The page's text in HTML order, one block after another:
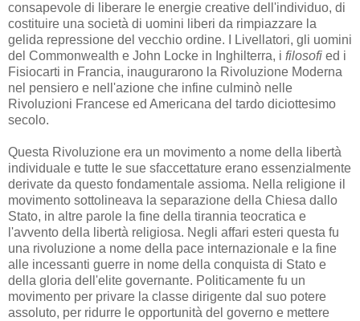
consapevole di liberare le energie creative dell'individuo, di
costituire una società di uomini liberi da rimpiazzare la
gelida repressione del vecchio ordine. I Livellatori, gli uomini
del Commonwealth e John Locke in Inghilterra, i filosofi ed i
Fisiocarti in Francia, inaugurarono la Rivoluzione Moderna
nel pensiero e nell'azione che infine culminò nelle
Rivoluzioni Francese ed Americana del tardo diciottesimo
secolo.
Questa Rivoluzione era un movimento a nome della libertà
individuale e tutte le sue sfaccettature erano essenzialmente
derivate da questo fondamentale assioma. Nella religione il
movimento sottolineava la separazione della Chiesa dallo
Stato, in altre parole la fine della tirannia teocratica e
l'avvento della libertà religiosa. Negli affari esteri questa fu
una rivoluzione a nome della pace internazionale e la fine
alle incessanti guerre in nome della conquista di Stato e
della gloria dell'elite governante. Politicamente fu un
movimento per privare la classe dirigente dal suo potere
assoluto, per ridurre le opportunità del governo e mettere